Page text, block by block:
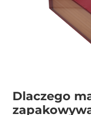
Dlaczego